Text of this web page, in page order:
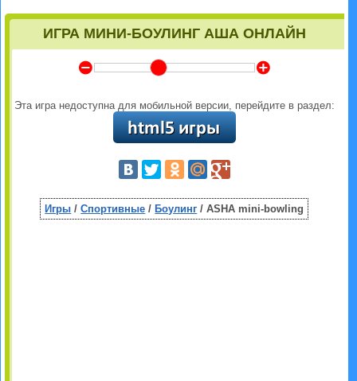
ИГРА МИНИ-БОУЛИНГ АША ОНЛАЙН
Y Z
Эта игра недоступна для мобильной версии, перейдите в раздел:
Игры /Спортивные / Боулинг / ASHA mini-bowling